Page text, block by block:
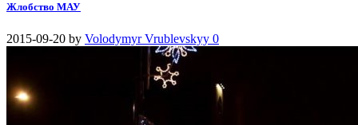
Жлобство МАУ
2015-09-20 by Volodymyr Vrublevskyy 0